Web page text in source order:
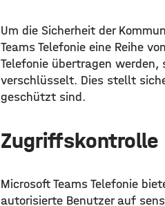
Um die Sicherheit der
Teams Telefonie eine Reihe
Telefonie übertragen
verschlüsselt. Dies stellt
geschützt sind.
Zugriffskontrolle
Microsoft Teams Telefonie
autorisierte Benutzer auf